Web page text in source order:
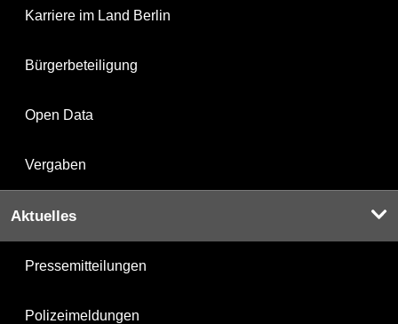
Karriere im Land Berlin
Bürgerbeteiligung
Open Data
Vergaben
Aktuelles
Pressemitteilungen
Polizeimeldungen